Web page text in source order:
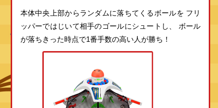
本体中央上部からランダムに落ちてくるボールを フリ
ッパーではじいて相手のゴールにシュートし、
ボール
が落ちきった時点で1番手数の高い人が勝ち！